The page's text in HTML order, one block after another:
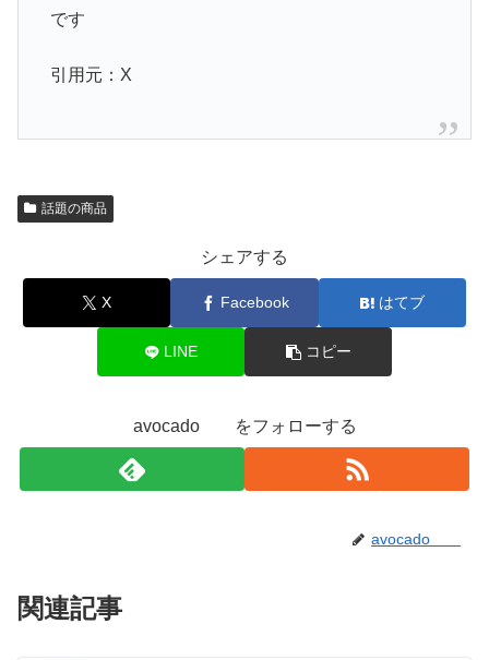
です
引用元：X
話題の商品
シェアする
X Facebook はてブ
LINE コピー
avocado をフォローする
avocado
関連記事